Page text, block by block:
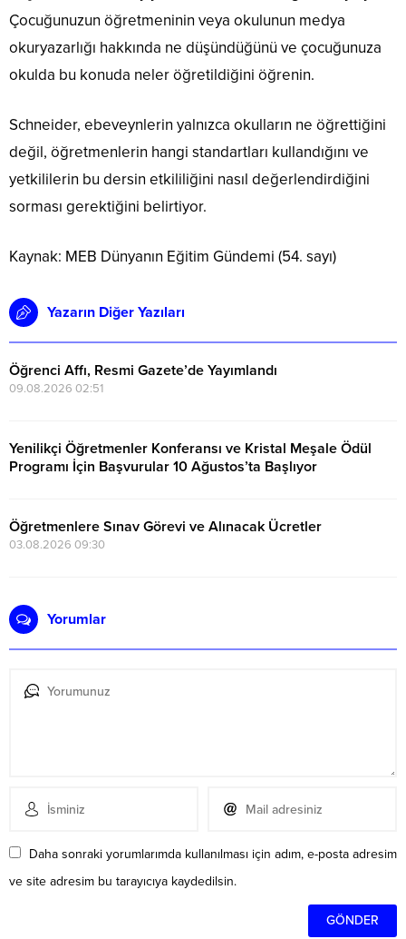
Çocuğunuzun öğretmeninin veya okulunun medya
okuryazarlığı hakkında ne düşündüğünü ve çocuğunuza
okulda bu konuda neler öğretildiğini öğrenin.
Schneider, ebeveynlerin yalnızca okulların ne öğrettiğini
değil, öğretmenlerin hangi standartları kullandığını ve
yetkililerin bu dersin etkililiğini nasıl değerlendirdiğini
sorması gerektiğini belirtiyor.
Kaynak: MEB Dünyanın Eğitim Gündemi (54. sayı)
Yazarın Diğer Yazıları
Öğrenci Affı, Resmi Gazete’de Yayımlandı
09.08.2026 02:51
Yenilikçi Öğretmenler Konferansı ve Kristal Meşale Ödül
Programı İçin Başvurular 10 Ağustos’ta Başlıyor
Öğretmenlere Sınav Görevi ve Alınacak Ücretler
03.08.2026 09:30
Yorumlar
Daha sonraki yorumlarımda kullanılması için adım, e-posta adresim
ve site adresim bu tarayıcıya kaydedilsin.